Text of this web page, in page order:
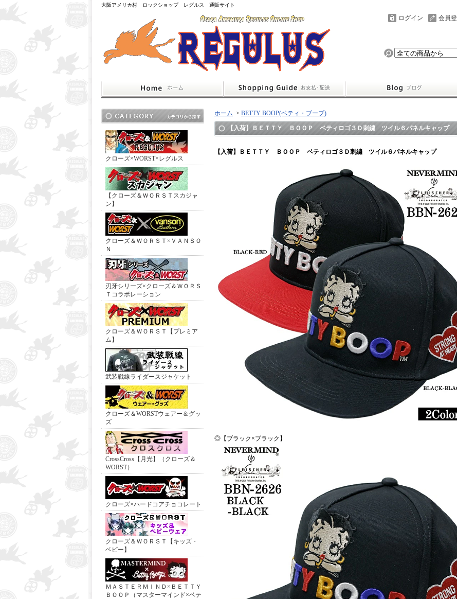
大阪アメリカ村 ロックショップ レグルス 通販サイト
会員
ログイン
クローズ×WORST×レグルス
【クローズ＆ＷＯＲＳＴスカジャ
ン】
クローズ＆ＷＯＲＳＴ×ＶＡＮＳＯ
Ｎ
刃牙シリーズ×クローズ＆ＷＯＲＳ
Ｔコラボレーション
クローズ＆ＷＯＲＳＴ【プレミア
ム】
武装戦線ライダースジャケット
クローズ＆WORSTウェアー＆グッ
ズ
CrossCross【月光】（クローズ＆
WORST）
クローズ×ハードコアチョコレート
クローズ＆ＷＯＲＳＴ【キッズ・
ベビー】
ＭＡＳＴＥＲＭＩＮＤ×ＢＥＴＴＹ
ＢＯＯＰ（マスターマインド×ベテ
ホーム > BETTY BOOP(ベティ・ブープ)
【入荷】ＢＥＴＴＹ ＢＯＯＰ ベティロゴ３Ｄ刺繍 ツイル６パネルキャップ
【入荷】ＢＥＴＴＹ ＢＯＯＰ ベティロゴ３Ｄ刺繍 ツイル６パネルキャップ
◎【ブラック×ブラック】